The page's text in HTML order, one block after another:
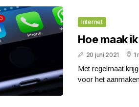
Internet
Hoe maak
20 juni 2021 1
Met regelmaat
voor het